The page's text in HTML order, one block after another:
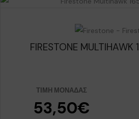
FIRESTONE
ΤΙΜΉ ΜΟΝΆΔΑΣ
53,50€